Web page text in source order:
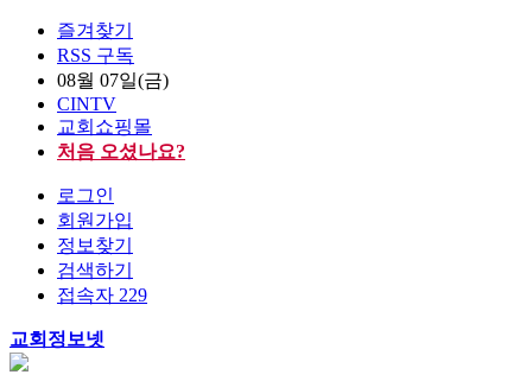
즐겨찾기
RSS 구독
08월 07일(금)
CINTV
교회쇼핑몰
처음 오셨나요?
로그인
회원가입
정보찾기
검색하기
접속자 229
교회정보넷